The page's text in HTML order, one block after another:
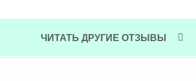
ЧИТАТЬ ДРУГИЕ ОТЗЫВЫ